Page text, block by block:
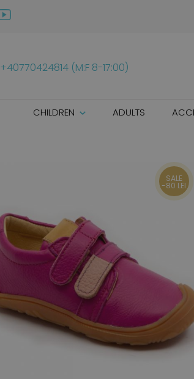
+40770424814 (M:F 8-17:00)
CHILDREN ADULTS
SALE
-80 LEI